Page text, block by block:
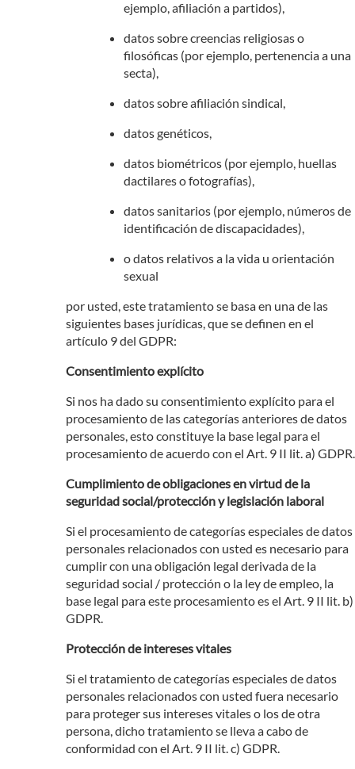
ejemplo, afiliación a partidos),
datos sobre creencias religiosas o
filosóficas (por ejemplo, pertenencia a una
secta),
datos sobre afiliación sindical,
datos genéticos,
datos biométricos (por ejemplo, huellas
dactilares o fotografías),
datos sanitarios (por ejemplo, números de
identificación de discapacidades),
o datos relativos a la vida u orientación
sexual
por usted, este tratamiento se basa en una de las
siguientes bases jurídicas, que se definen en el
artículo 9 del GDPR:
Consentimiento explícito
Si nos ha dado su consentimiento explícito para el
procesamiento de las categorías anteriores de datos
personales, esto constituye la base legal para el
procesamiento de acuerdo con el Art. 9 II lit. a) GDPR.
Cumplimiento de obligaciones en virtud de la
seguridad social/protección y legislación laboral
Si el procesamiento de categorías especiales de datos
personales relacionados con usted es necesario para
cumplir con una obligación legal derivada de la
seguridad social / protección o la ley de empleo, la
base legal para este procesamiento es el Art. 9 II lit. b)
GDPR.
Protección de intereses vitales
Si el tratamiento de categorías especiales de datos
personales relacionados con usted fuera necesario
para proteger sus intereses vitales o los de otra
persona, dicho tratamiento se lleva a cabo de
conformidad con el Art. 9 II lit. c) GDPR.